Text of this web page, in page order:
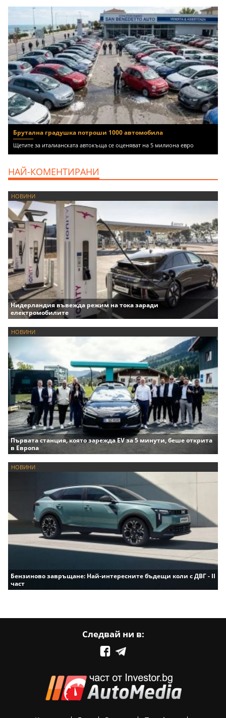
Брутална градушка потроши 1000 автомобила
Щетите за италианската автокъща се оценяват на 5 милиона евро
НАЙ-КОМЕНТИРАНИ
НОВИНИ
Нидерландия въвежда режим на тока заради
електромобилите
НОВИНИ
Първата станция, която зарежда EV за 5 минути, беше открита
в Европа
НОВИНИ
Бензиново завръщане: Най-интересните бъдещи коли с ДВГ - II
част
Следвай ни в: